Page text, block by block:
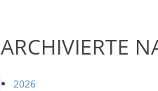
ARCHIVIERTE
2026